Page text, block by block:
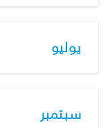
يوليو
سبتمبر